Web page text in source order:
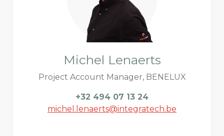
Michel Lenaerts
Project Account Manager, BENELUX
+32 494 07 13 24
michel.lenaerts@integratech.be